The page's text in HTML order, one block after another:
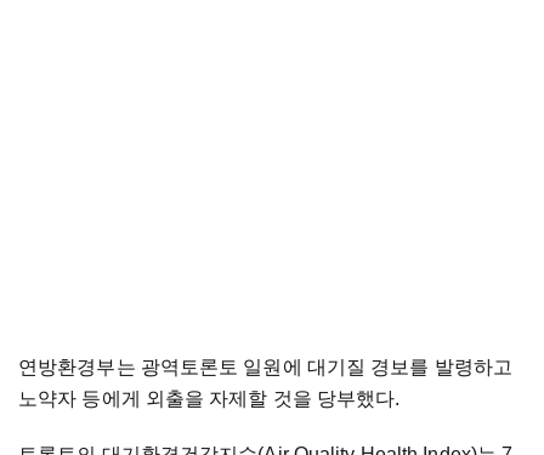
연방환경부는 광역토론토 일원에 대기질 경보를 발령하고
노약자 등에게 외출을 자제할 것을 당부했다.